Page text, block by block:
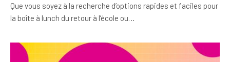
Que vous soyez à la recherche d’options rapides et faciles pour
la boîte à lunch du retour à l’école ou…